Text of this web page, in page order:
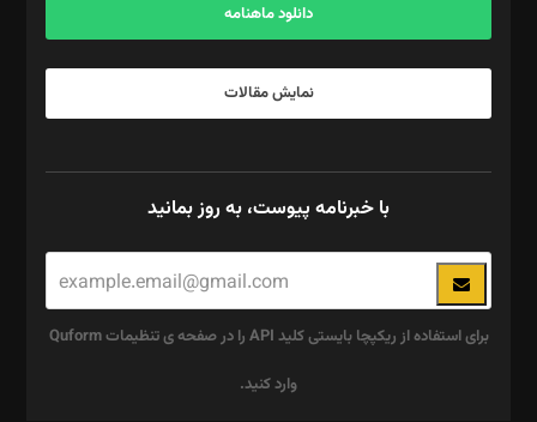
دانلود ماهنامه
نمایش مقالات
با خبرنامه پیوست، به روز بمانید
برای استفاده از ریکپچا بایستی کلید API را در صفحه ی تنظیمات Quform
وارد کنید.